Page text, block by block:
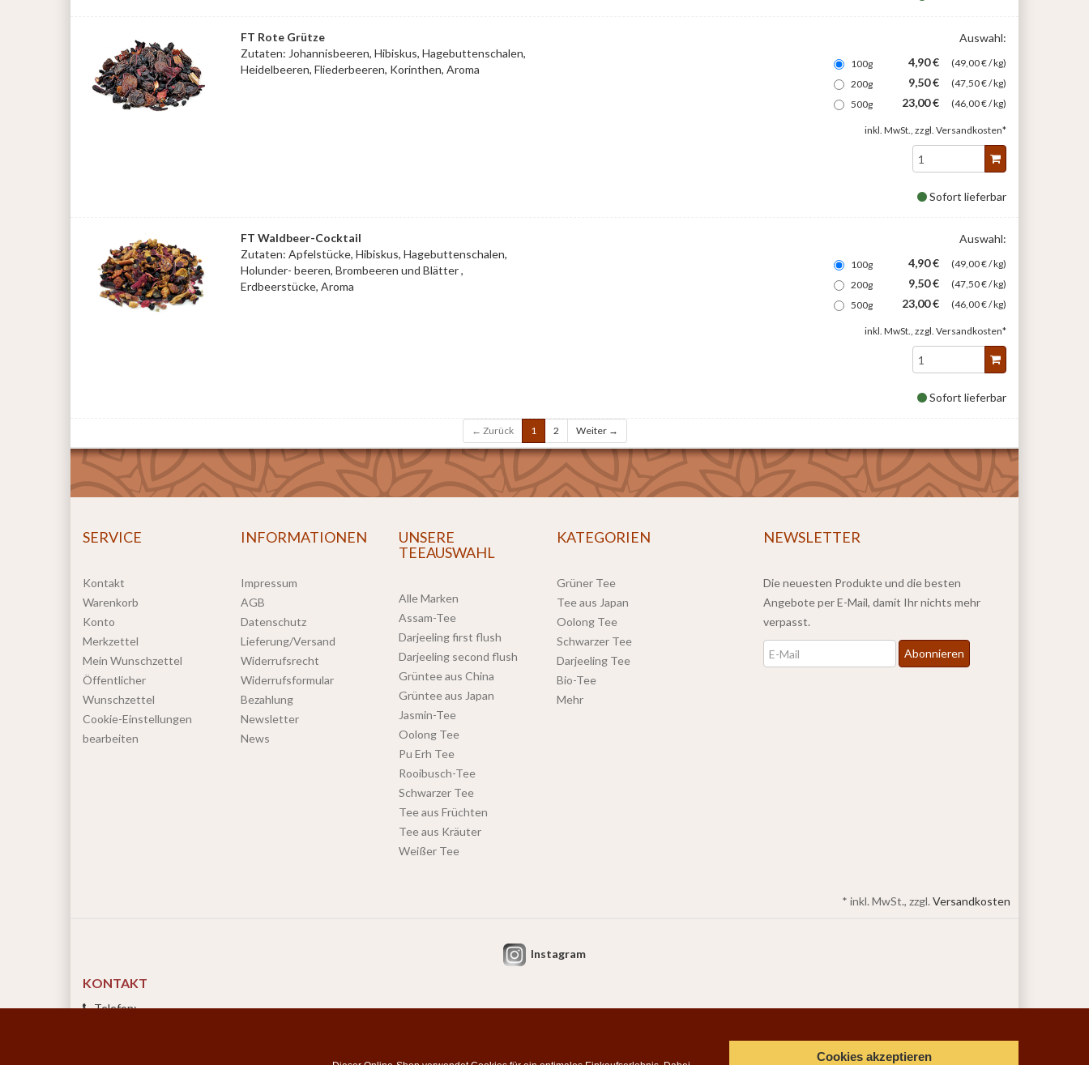
FT Rote Grütze
Zutaten: Johannisbeeren, Hibiskus, Hagebuttenschalen,
Heidelbeeren, Fliederbeeren, Korinthen, Aroma
Auswahl:
100g 4,90 €
(49,00 € / kg)
200g
9,50 €
(47,50 € / kg)
500g
23,00 € (46,00 € / kg)
inkl. MwSt., zzgl. Versandkosten*
Sofort lieferbar
FT Waldbeer-Cocktail
Zutaten: Apfelstücke, Hibiskus, Hagebuttenschalen,
Holunder- beeren, Brombeeren und Blätter ,
Erdbeerstücke, Aroma
Auswahl:
100g 4,90 €
(49,00 € / kg)
200g
9,50 €
(47,50 € / kg)
500g
23,00 € (46,00 € / kg)
inkl. MwSt., zzgl. Versandkosten*
Sofort lieferbar
← Zurück 1 2 Weiter →
SERVICE
Kontakt
Warenkorb
Konto
Merkzettel
Mein Wunschzettel
Öffentlicher
Wunschzettel
Cookie-Einstellungen
bearbeiten
INFORMATIONEN
Impressum
AGB
Datenschutz
Lieferung/Versand
Widerrufsrecht
Widerrufsformular
Bezahlung
Newsletter
News
UNSERE
TEEAUSWAHL
Alle Marken
Assam-Tee
Darjeeling first flush
Darjeeling second flush
Grüntee aus China
Grüntee aus Japan
Jasmin-Tee
Oolong Tee
Pu Erh Tee
Rooibusch-Tee
Schwarzer Tee
Tee aus Früchten
Tee aus Kräuter
Weißer Tee
KATEGORIEN
Grüner Tee
Tee aus Japan
Oolong Tee
Schwarzer Tee
Darjeeling Tee
Bio-Tee
Mehr
NEWSLETTER
Die neuesten Produkte und die besten
Angebote per E-Mail, damit Ihr nichts mehr
verpasst.
Newsletter
Abonnieren
* inkl. MwSt., zzgl. Versandkosten
Instagram
KONTAKT
Telefon:
Cookies akzeptieren